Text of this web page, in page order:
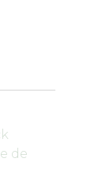
de